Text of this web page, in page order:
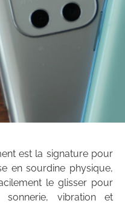
est la signature pour
en sourdine physique,
le glisser pour
vibration et